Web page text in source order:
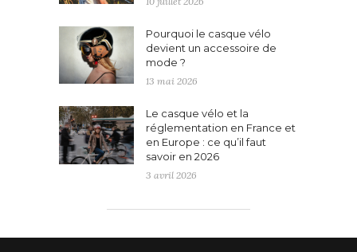
Pourquoi le casque vélo
devient un accessoire de
mode ?
13 mai 2026
Le casque vélo et la
réglementation en France et
en Europe : ce qu’il faut
savoir en 2026
3 avril 2026